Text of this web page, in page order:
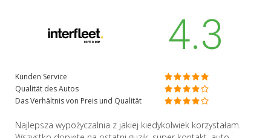
4.3
Kunden Service
Qualität des Autos
Das Verhältnis von Preis und Qualität
Najlepsza wypożyczalnia z jakiej kiedykolwiek korzystałam.